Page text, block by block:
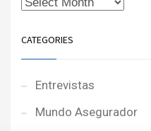
CATEGORIES
Entrevistas
Mundo Asegurador